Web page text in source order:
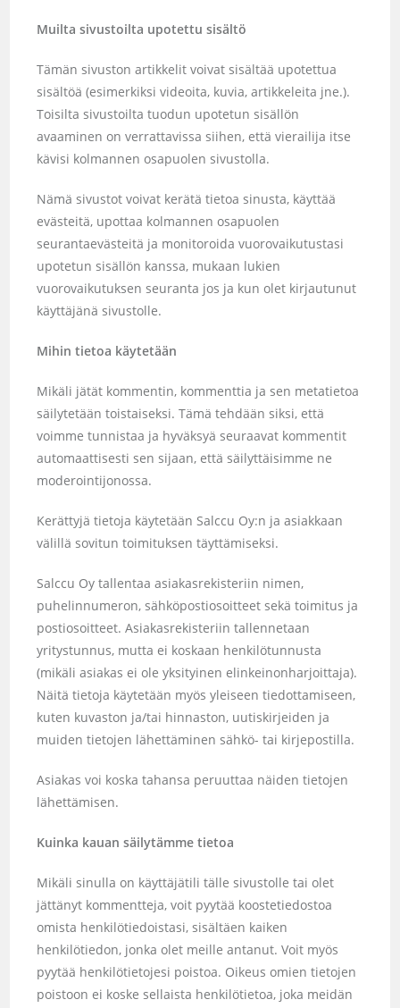
Muilta sivustoilta upotettu sisältö
Tämän sivuston artikkelit voivat sisältää upotettua
sisältöä (esimerkiksi videoita, kuvia, artikkeleita jne.).
Toisilta sivustoilta tuodun upotetun sisällön
avaaminen on verrattavissa siihen, että vierailija itse
kävisi kolmannen osapuolen sivustolla.
Nämä sivustot voivat kerätä tietoa sinusta, käyttää
evästeitä, upottaa kolmannen osapuolen
seurantaevästeitä ja monitoroida vuorovaikutustasi
upotetun sisällön kanssa, mukaan lukien
vuorovaikutuksen seuranta jos ja kun olet kirjautunut
käyttäjänä sivustolle.
Mihin tietoa käytetään
Mikäli jätät kommentin, kommenttia ja sen metatietoa
säilytetään toistaiseksi. Tämä tehdään siksi, että
voimme tunnistaa ja hyväksyä seuraavat kommentit
automaattisesti sen sijaan, että säilyttäisimme ne
moderointijonossa.
Kerättyjä tietoja käytetään Salccu Oy:n ja asiakkaan
välillä sovitun toimituksen täyttämiseksi.
Salccu Oy tallentaa asiakasrekisteriin nimen,
puhelinnumeron, sähköpostiosoitteet sekä toimitus ja
postiosoitteet. Asiakasrekisteriin tallennetaan
yritystunnus, mutta ei koskaan henkilötunnusta
(mikäli asiakas ei ole yksityinen elinkeinonharjoittaja).
Näitä tietoja käytetään myös yleiseen tiedottamiseen,
kuten kuvaston ja/tai hinnaston, uutiskirjeiden ja
muiden tietojen lähettäminen sähkö- tai kirjepostilla.
Asiakas voi koska tahansa peruuttaa näiden tietojen
lähettämisen.
Kuinka kauan säilytämme tietoa
Mikäli sinulla on käyttäjätili tälle sivustolle tai olet
jättänyt kommentteja, voit pyytää koostetiedostoa
omista henkilötiedoistasi, sisältäen kaiken
henkilötiedon, jonka olet meille antanut. Voit myös
pyytää henkilötietojesi poistoa. Oikeus omien tietojen
poistoon ei koske sellaista henkilötietoa, joka meidän